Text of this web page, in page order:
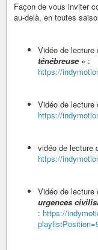
Façon de vous inviter
au-delà, en toutes
Vidéo de lecture
ténébreuse » :
https://
Vidéo de lecture
https://
vidéo de lecture
https://
Vidéo de lecture
urgences
: https://